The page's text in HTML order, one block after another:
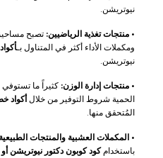
نيوتريشن.
• منتجات تغذية الرياضيين: تصبح مساحيق
ومكملات الأداء أكثر في المتناول بـ
نيوتريشن.
• منتجات إدارة الوزن: كثيراً ما
الحمية شروط التوفير من خلال أكواد
المُتحقق منها.
• المكملات العشبية والمنتجات
باستخدامكود كوبون دكتور نيوتريشن